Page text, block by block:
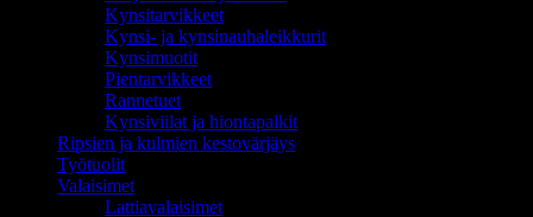
Kynsitarvikkeet
Kynsi- ja kynsinauhaleikkurit
Kynsimuotit
Pientarvikkeet
Rannetuet
Kynsiviilat ja hiontapalkit
Ripsien ja kulmien kestovärjäys
Työtuolit
Valaisimet
Lattiavalaisimet